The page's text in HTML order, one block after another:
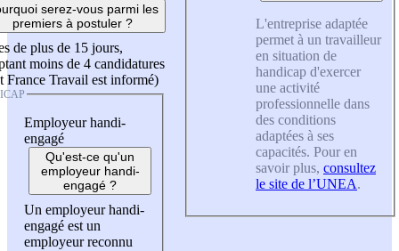
serez-vous parmi les
premiers à postuler ?
de plus de 15 jours,
moins de 4 candidatures
France Travail est informé)
Employeur handi-
engagé
Qu'est-ce qu'un
employeur handi-
engagé ?
Un employeur handi-
engagé est un
employeur reconnu
L'entreprise adaptée
permet à un travailleur
en situation de
handicap d'exercer
une activité
professionnelle dans
des conditions
adaptées à ses
capacités. Pour en
savoir plus, consultez
le site de l’UNEA.